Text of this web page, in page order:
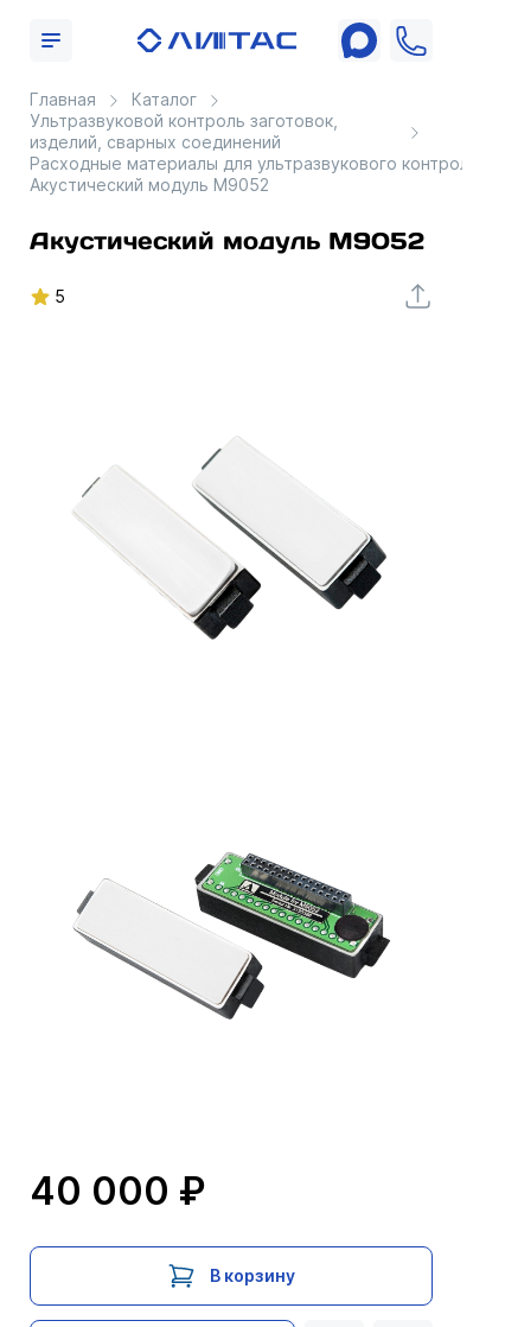
Главная
Каталог
Ультразвуковой контроль заготовок,
изделий, сварных соединений
Расходные материалы для ультразвукового контроля
Акустический модуль М9052
Акустический модуль М9052
5
40 000 ₽
В корзину